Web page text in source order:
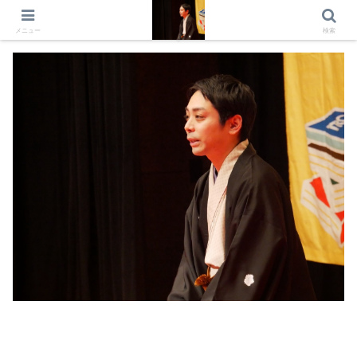
出演情報 出演依頼 日記 プロフィール
メニュー 検索